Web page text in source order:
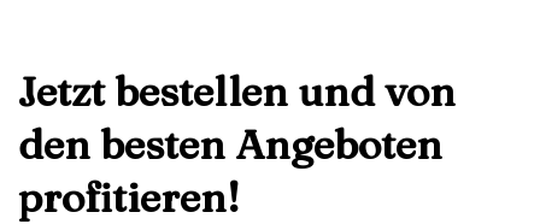
Jetzt bestellen und von
den besten Angeboten
profitieren!